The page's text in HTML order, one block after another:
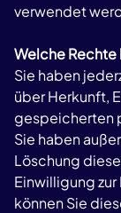
verwendet
Welche Rechte
Sie haben
über Herkunft,
gespeicherten
Sie haben
Löschung
Einwilligung
können Sie